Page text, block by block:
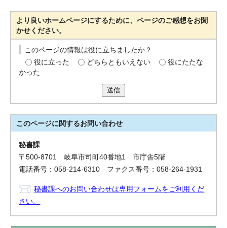
より良いホームページにするために、ページのご感想をお聞
かせください。
このページの情報は役に立ちましたか？
役に立った
どちらともいえない
役にたたな
かった
送信
このページに関するお問い合わせ
秘書課
〒500-8701 岐阜市司町40番地1 市庁舎5階
電話番号：058-214-6310 ファクス番号：058-264-1931
秘書課へのお問い合わせは専用フォームをご利用くだ
さい。